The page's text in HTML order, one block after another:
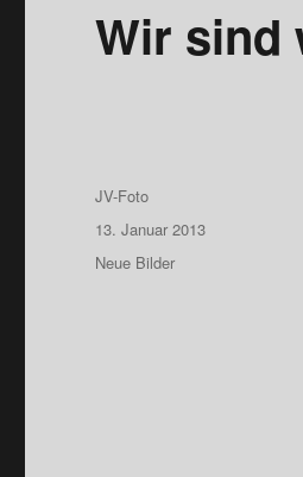
Wir sind
Autor
JV-Foto
Veröffentlicht
am
13. Januar 2013
Kategorien
Neue Bilder